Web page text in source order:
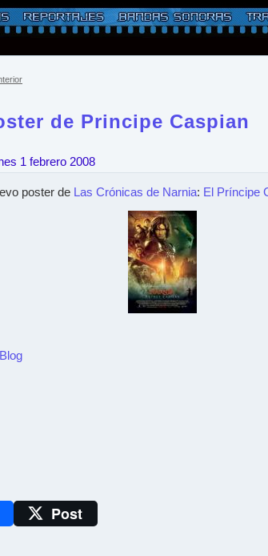
de Principe Caspian
1 febrero 2008
poster de Las Crónicas de Narnia: El Príncipe
Post